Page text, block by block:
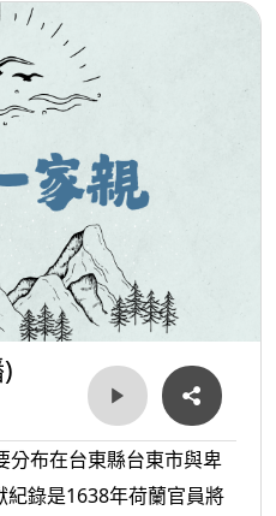
分布在台東縣台東市與卑
錄是1638年荷蘭官員將